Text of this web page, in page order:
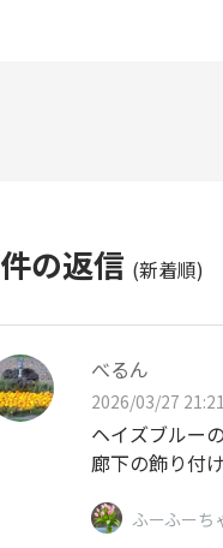
件の返信 (新着順)
べるん
2026/03/27 21:21
ヘイズブルー
廊下の飾り付
ふーふーち